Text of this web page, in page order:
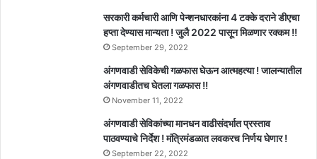
सरकारी कर्मचारी आणि पेन्शनधारकांना 4 टक्के दराने डीएचा
हप्ता देण्यास मान्यता ! जुलै 2022 पासून मिळणार रक्कम !!
September 29, 2022
अंगणवाडी सेविकेची गळफास घेऊन आत्महत्या ! जालन्यातील
अंगणवाडीतच घेतला गळफास !!
November 11, 2022
अंगणवाडी सेविकांच्या मानधन वाढीसंदर्भात प्रस्ताव
पाठवण्याचे निर्देश ! मंत्रिमंडळात लवकरच निर्णय घेणार !
September 22, 2022